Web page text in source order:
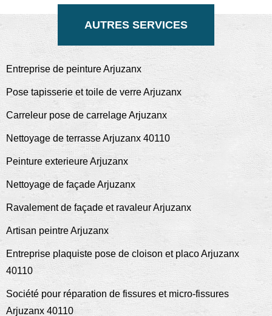
AUTRES SERVICES
Entreprise de peinture Arjuzanx
Pose tapisserie et toile de verre Arjuzanx
Carreleur pose de carrelage Arjuzanx
Nettoyage de terrasse Arjuzanx 40110
Peinture exterieure Arjuzanx
Nettoyage de façade Arjuzanx
Ravalement de façade et ravaleur Arjuzanx
Artisan peintre Arjuzanx
Entreprise plaquiste pose de cloison et placo Arjuzanx
40110
Société pour réparation de fissures et micro-fissures
Arjuzanx 40110